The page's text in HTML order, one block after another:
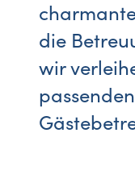
die
wir
passenden